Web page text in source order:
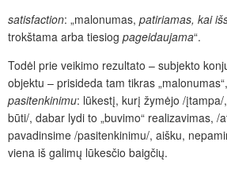
satisfaction: „malonumas, patiriamas, kai
trokštama arba tiesiog pageidaujama“.
Todėl prie veikimo rezultato – subjekto
objektu – prisideda tam tikras
pasitenkinimu: lūkestį, kurį žymėjo /
būti/, dabar lydi to „buvimo“ realizavimas, /
pavadinsime /pasitenkinimu/, aišku,
viena iš galimų lūkesčio baigčių.